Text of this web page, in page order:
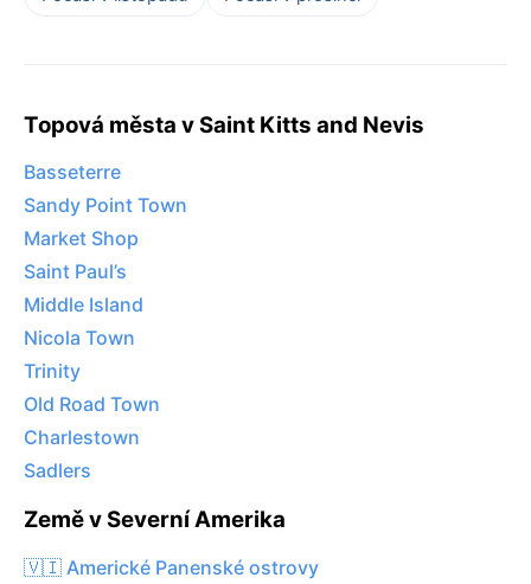
Topová města v Saint Kitts and Nevis
Basseterre
Sandy Point Town
Market Shop
Saint Paul’s
Middle Island
Nicola Town
Trinity
Old Road Town
Charlestown
Sadlers
Země v Severní Amerika
🇻🇮 Americké Panenské ostrovy